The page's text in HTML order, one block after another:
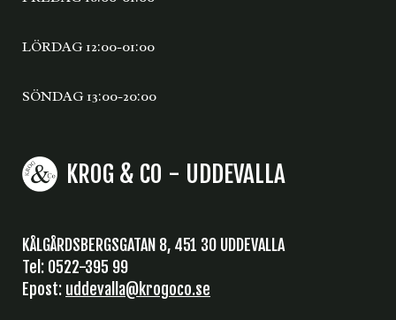
LÖRDAG 12:00-01:00
SÖNDAG 13:00-20:00
KROG & CO - UDDEVALLA
KÅLGÅRDSBERGSGATAN 8, 451 30 UDDEVALLA
Tel: 0522-395 99
Epost: uddevalla@krogoco.se